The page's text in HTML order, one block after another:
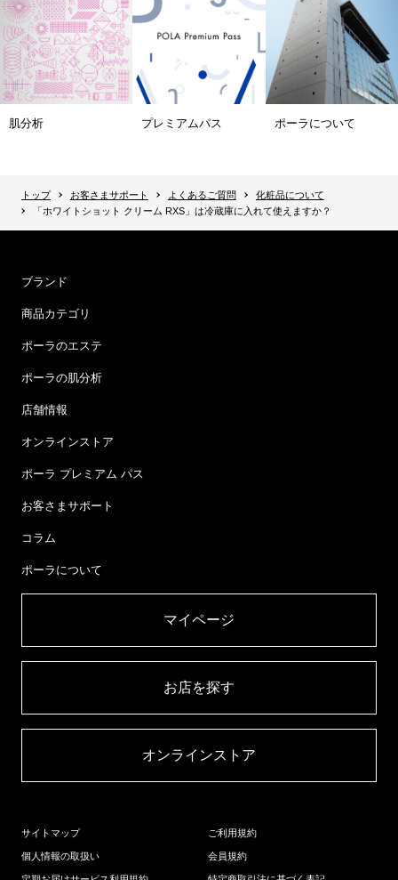
肌分析 プレミアムパス ポーラについて
トップ お客さまサポート よくあるご質問
化粧品について
「ホワイトショット クリーム RXS」は冷蔵庫に入れて使えますか？
ブランド
商品カテゴリ
ポーラのエステ
ポーラの肌分析
店舗情報
オンラインストア
ポーラ プレミアム パス
お客さまサポート
コラム
ポーラについて
マイページ​
お店を探す​
オンラインストア​
サイトマップ
個人情報の取扱い
ご利用規約
会員規約